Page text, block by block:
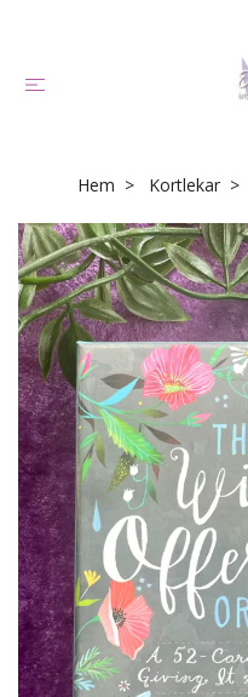
Hem Kortlekar